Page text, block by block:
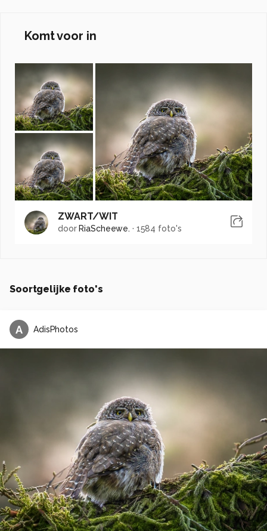
Komt voor in
ZWART/WIT
door RiaScheewe. · 1584 foto's
Soortgelijke foto's
A AdisPhotos